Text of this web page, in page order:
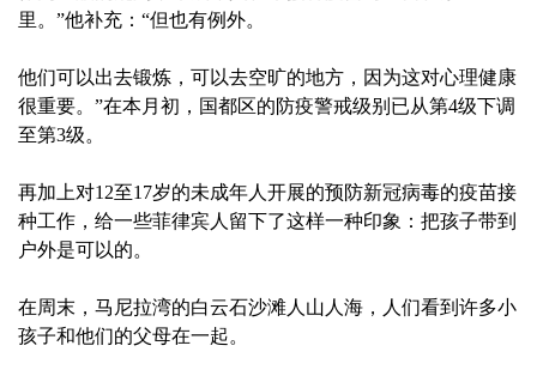
里。”他补充：“但也有例外。
他们可以出去锻炼，可以去空旷的地方，因为这对心理健康
很重要。”在本月初，国都区的防疫警戒级别已从第4级下调
至第3级。
再加上对12至17岁的未成年人开展的预防新冠病毒的疫苗接
种工作，给一些菲律宾人留下了这样一种印象：把孩子带到
户外是可以的。
在周末，马尼拉湾的白云石沙滩人山人海，人们看到许多小
孩子和他们的父母在一起。